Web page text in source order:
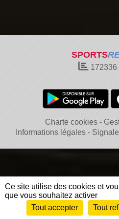
SPORTS
172336
Charte cookies
Informations légales
Envie de participer ?
Ce site utilise des cookies et
que vous souhaitez activer
Tout accepter
Tout